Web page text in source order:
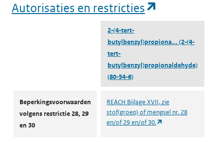
Autorisaties en restricties
2-(4-tert-
butylbenzyl)propiona... (2-(4-
tert-
butylbenzyl)propionaldehyde)
(80-54-6)
Beperkingsvoorwaarden
volgens restrictie 28, 29
en 30
REACH Bijlage XVII, zie
stof(groep) of mengsel nr. 28
en/of 29 en/of 30.